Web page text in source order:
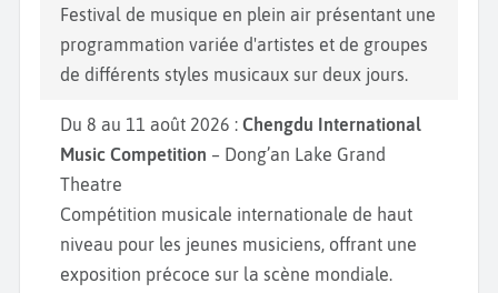
Festival de musique en plein air présentant une
programmation variée d'artistes et de groupes
de différents styles musicaux sur deux jours.
Du 8 au 11 août 2026 : Chengdu International
Music Competition – Dong’an Lake Grand
Theatre
Compétition musicale internationale de haut
niveau pour les jeunes musiciens, offrant une
exposition précoce sur la scène mondiale.